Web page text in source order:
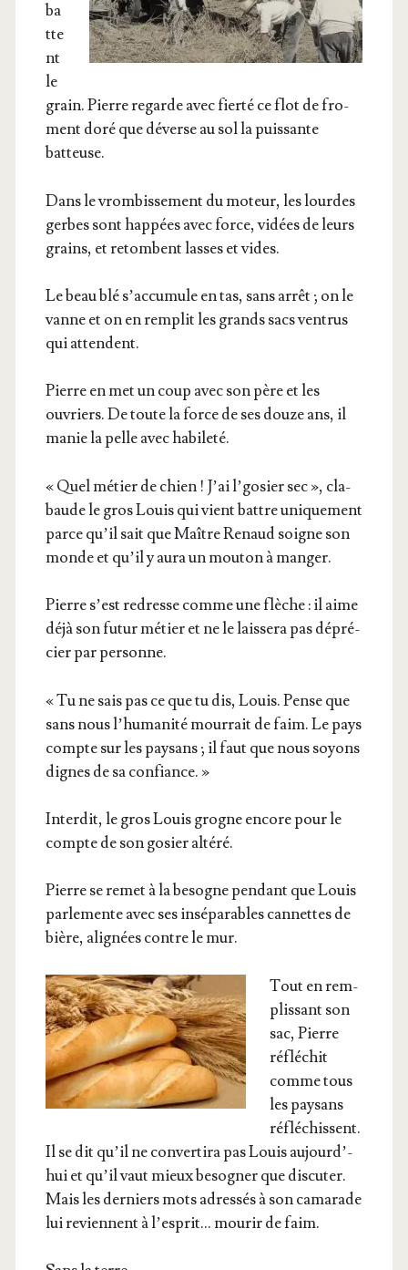
ba
tte
nt
le
grain. Pierre regarde avec fier­té ce flot de fro­
ment doré que déverse au sol la puis­sante
batteuse.
Dans le vrom­bis­se­ment du moteur, les lourdes
gerbes sont hap­pées avec force, vidées de leurs
grains, et retombent lasses et vides.
Le beau blé s’ac­cu­mule en tas, sans arrêt ; on le
vanne et on en rem­plit les grands sacs ven­trus
qui attendent.
Pierre en met un coup avec son père et les
ouvriers. De toute la force de ses douze ans, il
manie la pelle avec habileté.
« Quel métier de chien ! J’ai l’go­sier sec », cla­
baude le gros Louis qui vient battre uni­que­ment
parce qu’il sait que Maître Renaud soigne son
monde et qu’il y aura un mou­ton à manger.
Pierre s’est redresse comme une flèche : il aime
déjà son futur métier et ne le lais­se­ra pas dépré­
cier par personne.
« Tu ne sais pas ce que tu dis, Louis. Pense que
sans nous l’hu­ma­ni­té mour­rait de faim. Le pays
compte sur les pay­sans ; il faut que nous soyons
dignes de sa confiance. »
Inter­dit, le gros Louis grogne encore pour le
compte de son gosier altéré.
Pierre se remet à la besogne pen­dant que Louis
par­le­mente avec ses insé­pa­rables can­nettes de
bière, ali­gnées contre le mur.
Tout en rem­
plis­sant son
sac, Pierre
réflé­chit
comme tous
les pay­sans
réflé­chissent.
Il se dit qu’il ne conver­ti­ra pas Louis aujourd’­
hui et qu’il vaut mieux beso­gner que dis­cu­ter.
Mais les der­niers mots adres­sés à son cama­rade
lui reviennent à l’es­prit… mou­rir de faim.